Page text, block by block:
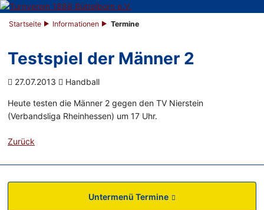
Startseite Informationen Termine
Testspiel der Männer 2
27.07.2013 Handball
Heute testen die Männer 2 gegen den TV Nierstein
(Verbandsliga Rheinhessen) um 17 Uhr.
Zurück
Untermenü Termine